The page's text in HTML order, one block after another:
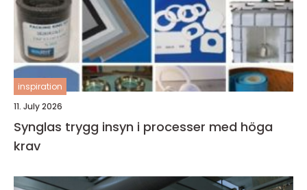
inspiration
11. July 2026
Synglas trygg insyn i processer med höga
krav